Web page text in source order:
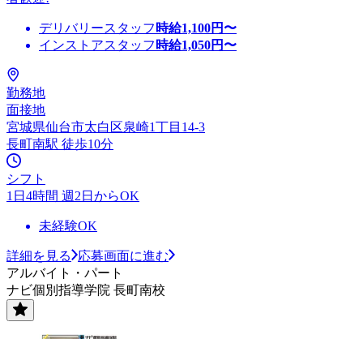
デリバリースタッフ 時給1,100円〜
インストアスタッフ 時給1,050円〜
勤務地
面接地
宮城県仙台市太白区泉崎1丁目14-3
長町南駅 徒歩10分
シフト
1日4時間 週2日からOK
未経験OK
詳細を見る
応募画面に進む
アルバイト・パート
ナビ個別指導学院 長町南校